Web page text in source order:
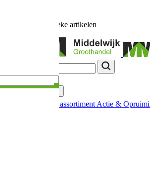
unieke artikelen
Nieuw in ons assortiment Actie &